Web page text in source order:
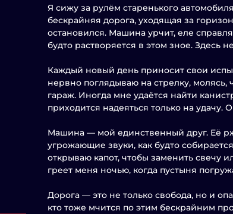
Я сижу за рулём старенького
бескрайняя дорога, уходящая за
остановился. Машина урчит, еле
будто растворяется в этом зное. Здесь
Каждый новый день приносит свои
нервно поглядываю на стрелку, молясь,
гараж. Иногда мне удаётся найти
приходится надеяться только на
Машина — мой единственный друг. Её
угрожающие звуки, как будто
открываю капот, чтобы заменить свечу
греет меня ночью, когда пустыня
Дорога — это не только свобода, но и
кто тоже мчится по этим бескрайним